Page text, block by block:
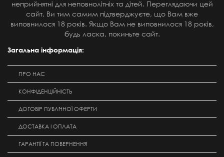
неприйнятні для неповнолітніх та дітей. Переглядаючи цей
сайт, Ви тим самим підтверджуєте, що Вам вже
виповнилося 18 років. Якщо Вам не виповнилося 18 років,
будь ласка, покиньте сайт.
Загальна інформація:
ПРО НАС
КОНФІДЕНЦІЙНІСТЬ
ДОГОВІР ПУБЛІЧНОЇ ОФЕРТИ
ДОСТАВКА І ОПЛАТА
ГАРАНТІЇ ТА ПОВЕРНЕННЯ